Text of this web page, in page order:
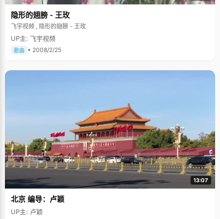
隐形的翅膀 - 王玫
飞宇视频 , 隐形的翅膀 - 王玫
UP主: 飞宇视频
歌曲 • 2008/2/25
13:07
北京 编导：卢颖
UP主: 卢颖